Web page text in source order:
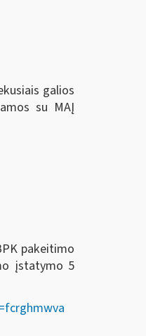
galios
su MAĮ
pakeitimo
įstatymo 5